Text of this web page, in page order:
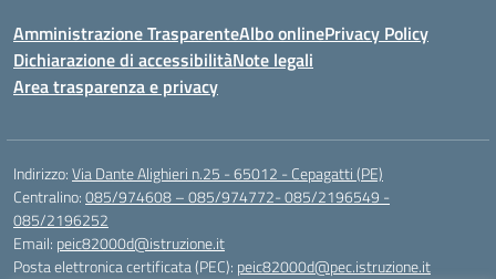
Amministrazione TrasparenteAlbo onlinePrivacy Policy
Dichiarazione di accessibilitàNote legali
Area trasparenza e privacy
Indirizzo:Via Dante Alighieri n.25 - 65012 - Cepagatti (PE)
Centralino:085/974608 – 085/974772- 085/2196549 -
085/2196252
Email: peic82000d@istruzione.it
Posta elettronica certificata (PEC): peic82000d@pec.istruzione.it